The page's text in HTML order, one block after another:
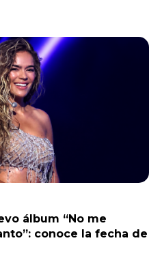
álbum “No me
conoce la fecha de